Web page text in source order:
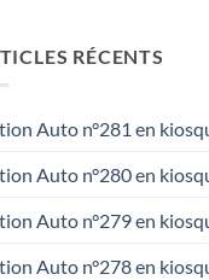
RÉCENTS
Auto n°281 en
Auto n°280 en
Auto n°279 en
Auto n°278 en